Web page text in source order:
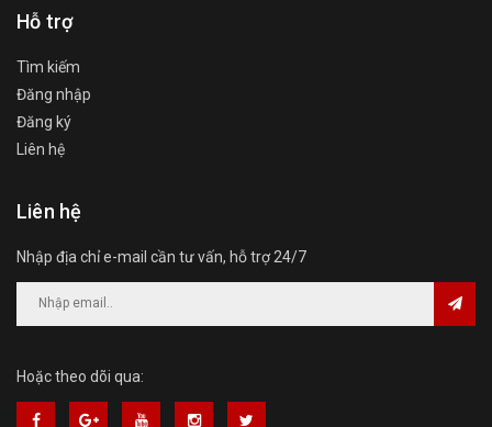
Hỗ trợ
Tìm kiếm
Đăng nhập
Đăng ký
Liên hệ
Liên hệ
Nhập địa chỉ e-mail cần tư vấn, hỗ trợ 24/7
Hoặc theo dõi qua: